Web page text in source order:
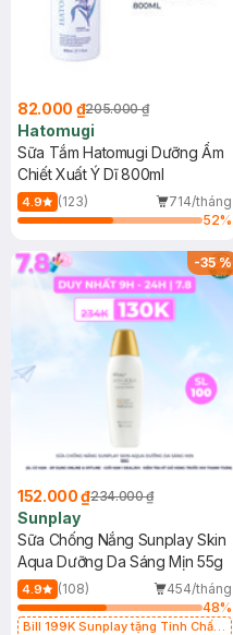
82.000 ₫205.000 ₫
Hatomugi
Sữa Tắm Hatomugi Dưỡng Ẩm
Chiết Xuất Ý Dĩ 800ml
4.9 (123)
714/tháng
52%
-35%
152.000 ₫234.000 ₫
Sunplay
Sữa Chống Nắng Sunplay Skin
Aqua Dưỡng Da Sáng Mịn 55g
4.9 (108)
454/tháng
48%
Bill 199K Sunplay tặng Tinh Chất